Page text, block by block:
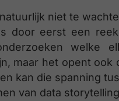
niet te
door eerst een
welke
maar het opent ook
kan die spanning
van data